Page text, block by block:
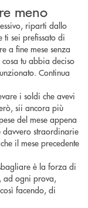
meno
riparti dallo
ti sei prefissato di
a fine mese senza
tu abbia deciso
Continua
i soldi che avevi
sii ancora più
del mese appena
davvero straordinarie
il mese precedente
è la forza di
ad ogni prova,
facendo, di